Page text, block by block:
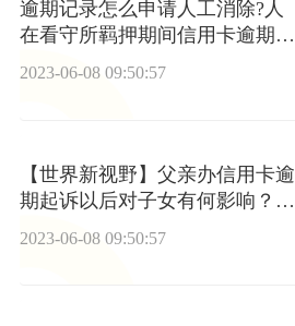
逾期记录怎么申请人工消除?人
在看守所羁押期间信用卡逾期怎
么办？ 头条焦点
2023-06-08 09:50:57
【世界新视野】父亲办信用卡逾
期起诉以后对子女有何影响？信
2023-06-08 09:50:57